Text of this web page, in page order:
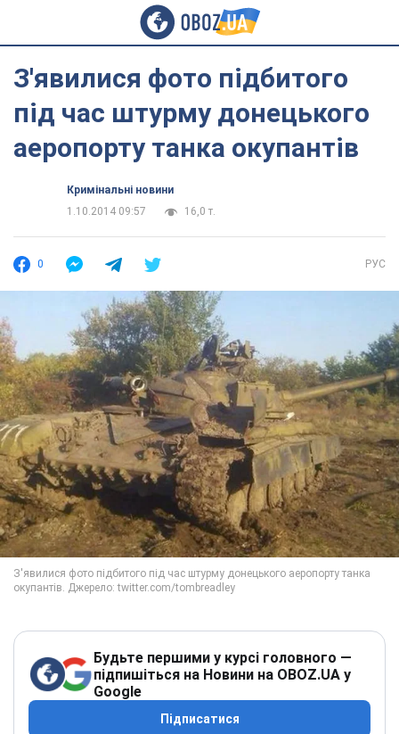
З'явилися фото підбитого
під час штурму донецького
аеропорту танка окупантів
Кримінальні новини
1.10.2014 09:57
16,0 т.
0 РУС
Будьте першими у курсі головного —
підпишіться на Новини на OBOZ.UA у
Google
Підписатися